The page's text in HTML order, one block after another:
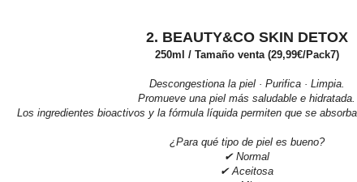
2. BEAUTY&CO SKIN DETOX
250ml / Tamaño venta (29,99€/Pack7)
Descongestiona la piel · Purifica · Limpia.
Promueve una piel más saludable e hidratada.
Los ingredientes bioactivos y la fórmula líquida permiten que se
¿Para qué tipo de piel es bueno?
✔ Normal
✔ Aceitosa